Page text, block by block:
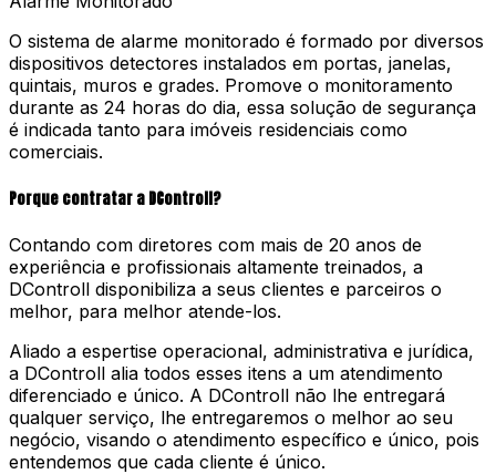
O sistema de alarme monitorado é formado por diversos
dispositivos detectores instalados em portas, janelas,
quintais, muros e grades. Promove o monitoramento
durante as 24 horas do dia, essa solução de segurança
é indicada tanto para imóveis residenciais como
comerciais.
Porque contratar a DControll?
Contando com diretores com mais de 20 anos de
experiência e profissionais altamente treinados, a
DControll disponibiliza a seus clientes e parceiros o
melhor, para melhor atende-los.
Aliado a espertise operacional, administrativa e jurídica,
a DControll alia todos esses itens a um atendimento
diferenciado e único. A DControll não lhe entregará
qualquer serviço, lhe entregaremos o melhor ao seu
negócio, visando o atendimento específico e único, pois
entendemos que cada cliente é único.